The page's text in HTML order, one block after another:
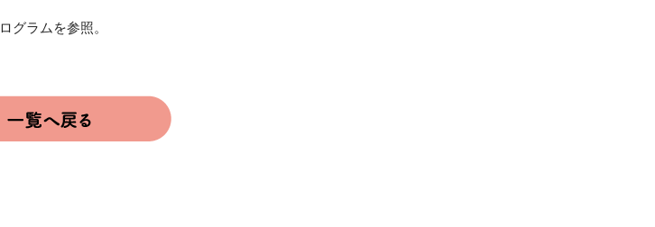
グラムを参照。